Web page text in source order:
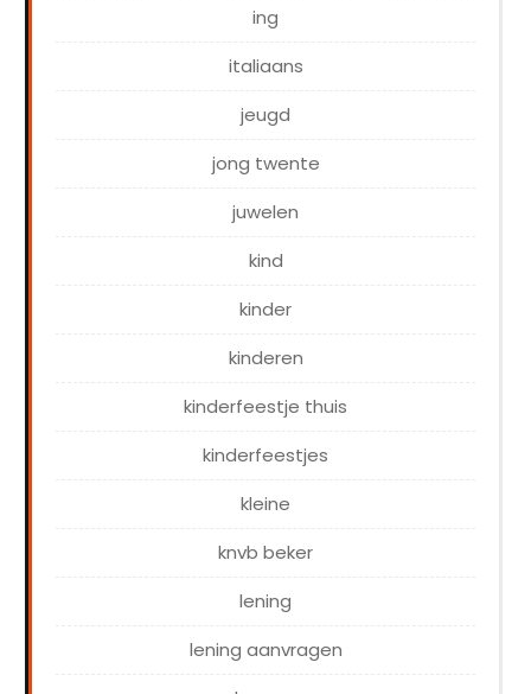
ing
italiaans
jeugd
jong twente
juwelen
kind
kinder
kinderen
kinderfeestje thuis
kinderfeestjes
kleine
knvb beker
lening
lening aanvragen